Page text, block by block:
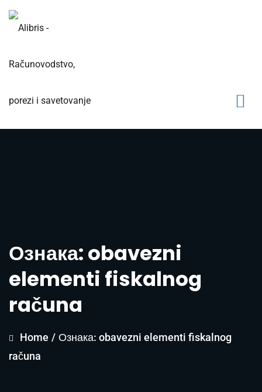
Ознака: obavezni
elementi fiskalnog
računa
Home / Ознака: obavezni elementi fiskalnog
računa